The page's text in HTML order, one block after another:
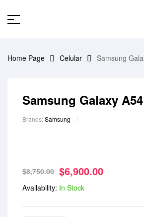
Home Page Celular Samsung
Samsung Galaxy A54
Brands:Samsung
$8,750.00 $6,900.00
Availability: In Stock